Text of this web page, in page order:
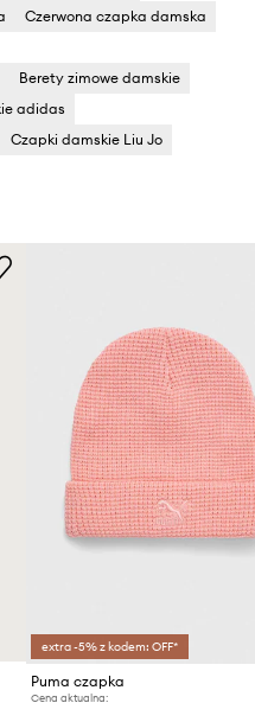
Czerwona czapka damska
Berety zimowe damskie
adidas
Czapki damskie Liu Jo
extra -5% z kodem: OFF*
Puma czapka
Cena aktualna: